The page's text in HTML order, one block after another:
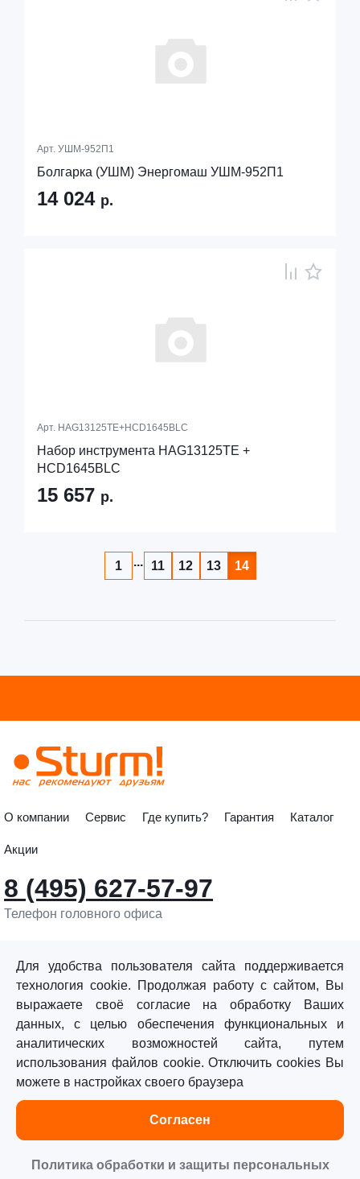
Арт. УШМ-952П1
Болгарка (УШМ) Энергомаш УШМ-952П1
14 024 р.
Арт. HAG13125TE+HCD1645BLC
Набор инструмента HAG13125TE +
HCD1645BLC
15 657 р.
1 ... 11 12 13 14
О компании Сервис Где купить? Гарантия Каталог
Акции
8 (495) 627-57-97
Телефон головного офиса
©«Sturm!» 2011–2026 ®
Все права защищены.
Политика обработки персональных данных
Для удобства пользователя сайта поддерживается
технология cookie. Продолжая работу с сайтом, Вы
выражаете своё согласие на обработку Ваших
данных, с целью обеспечения функциональных и
аналитических возможностей сайта, путем
использования файлов cookie. Отключить cookies Вы
можете в настройках своего браузера
Согласен
Политика обработки и защиты персональных